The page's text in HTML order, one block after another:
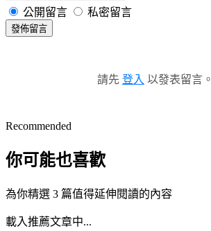
公開留言 私密留言
發佈留言
請先 登入 以發表留言。
Recommended
你可能也喜歡
為你精選 3 篇值得延伸閱讀的內容
載入推薦文章中...